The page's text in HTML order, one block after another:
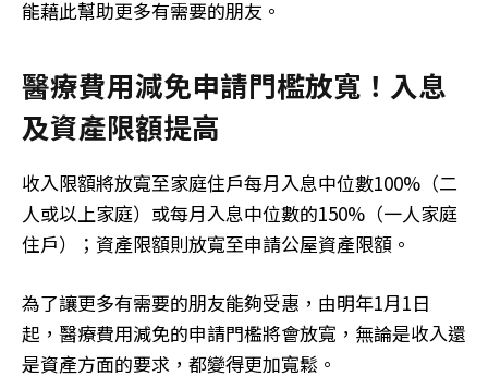
能藉此幫助更多有需要的朋友。
醫療費用減免申請門檻放寬！入息
及資產限額提高
收入限額將放寬至家庭住戶每月入息中位數100%（二
人或以上家庭）或每月入息中位數的150%（一人家庭
住戶）；資產限額則放寬至申請公屋資產限額。
為了讓更多有需要的朋友能夠受惠，由明年1月1日
起，醫療費用減免的申請門檻將會放寬，無論是收入還
是資產方面的要求，都變得更加寬鬆。